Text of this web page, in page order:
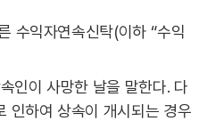
수익자연속신탁(이하 “수익
인이 사망한 날을 말한다. 다
인하여 상속이 개시되는 경우